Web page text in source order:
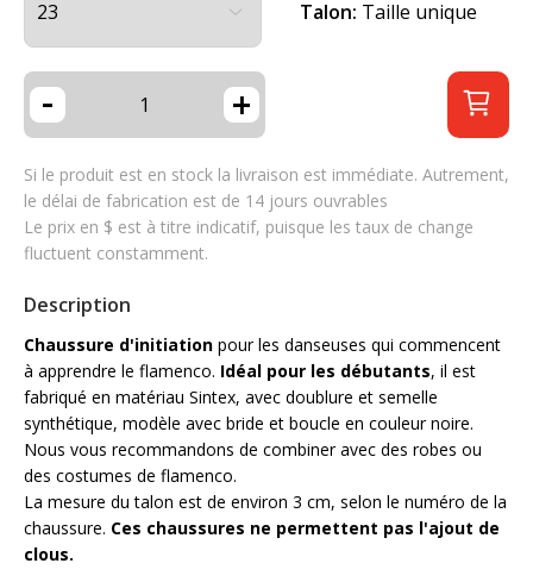
Talon: Taille unique
- +
Si le produit est en stock la livraison est immédiate. Autrement,
le délai de fabrication est de 14 jours ouvrables
Le prix en $ est à titre indicatif, puisque les taux de change
fluctuent constamment.
Description
Chaussure d'initiation pour les danseuses qui commencent
à apprendre le flamenco. Idéal pour les débutants, il est
fabriqué en matériau Sintex, avec doublure et semelle
synthétique, modèle avec bride et boucle en couleur noire.
Nous vous recommandons de combiner avec des robes ou
des costumes de flamenco.
La mesure du talon est de environ 3 cm, selon le numéro de la
chaussure. Ces chaussures ne permettent pas l'ajout de
clous.